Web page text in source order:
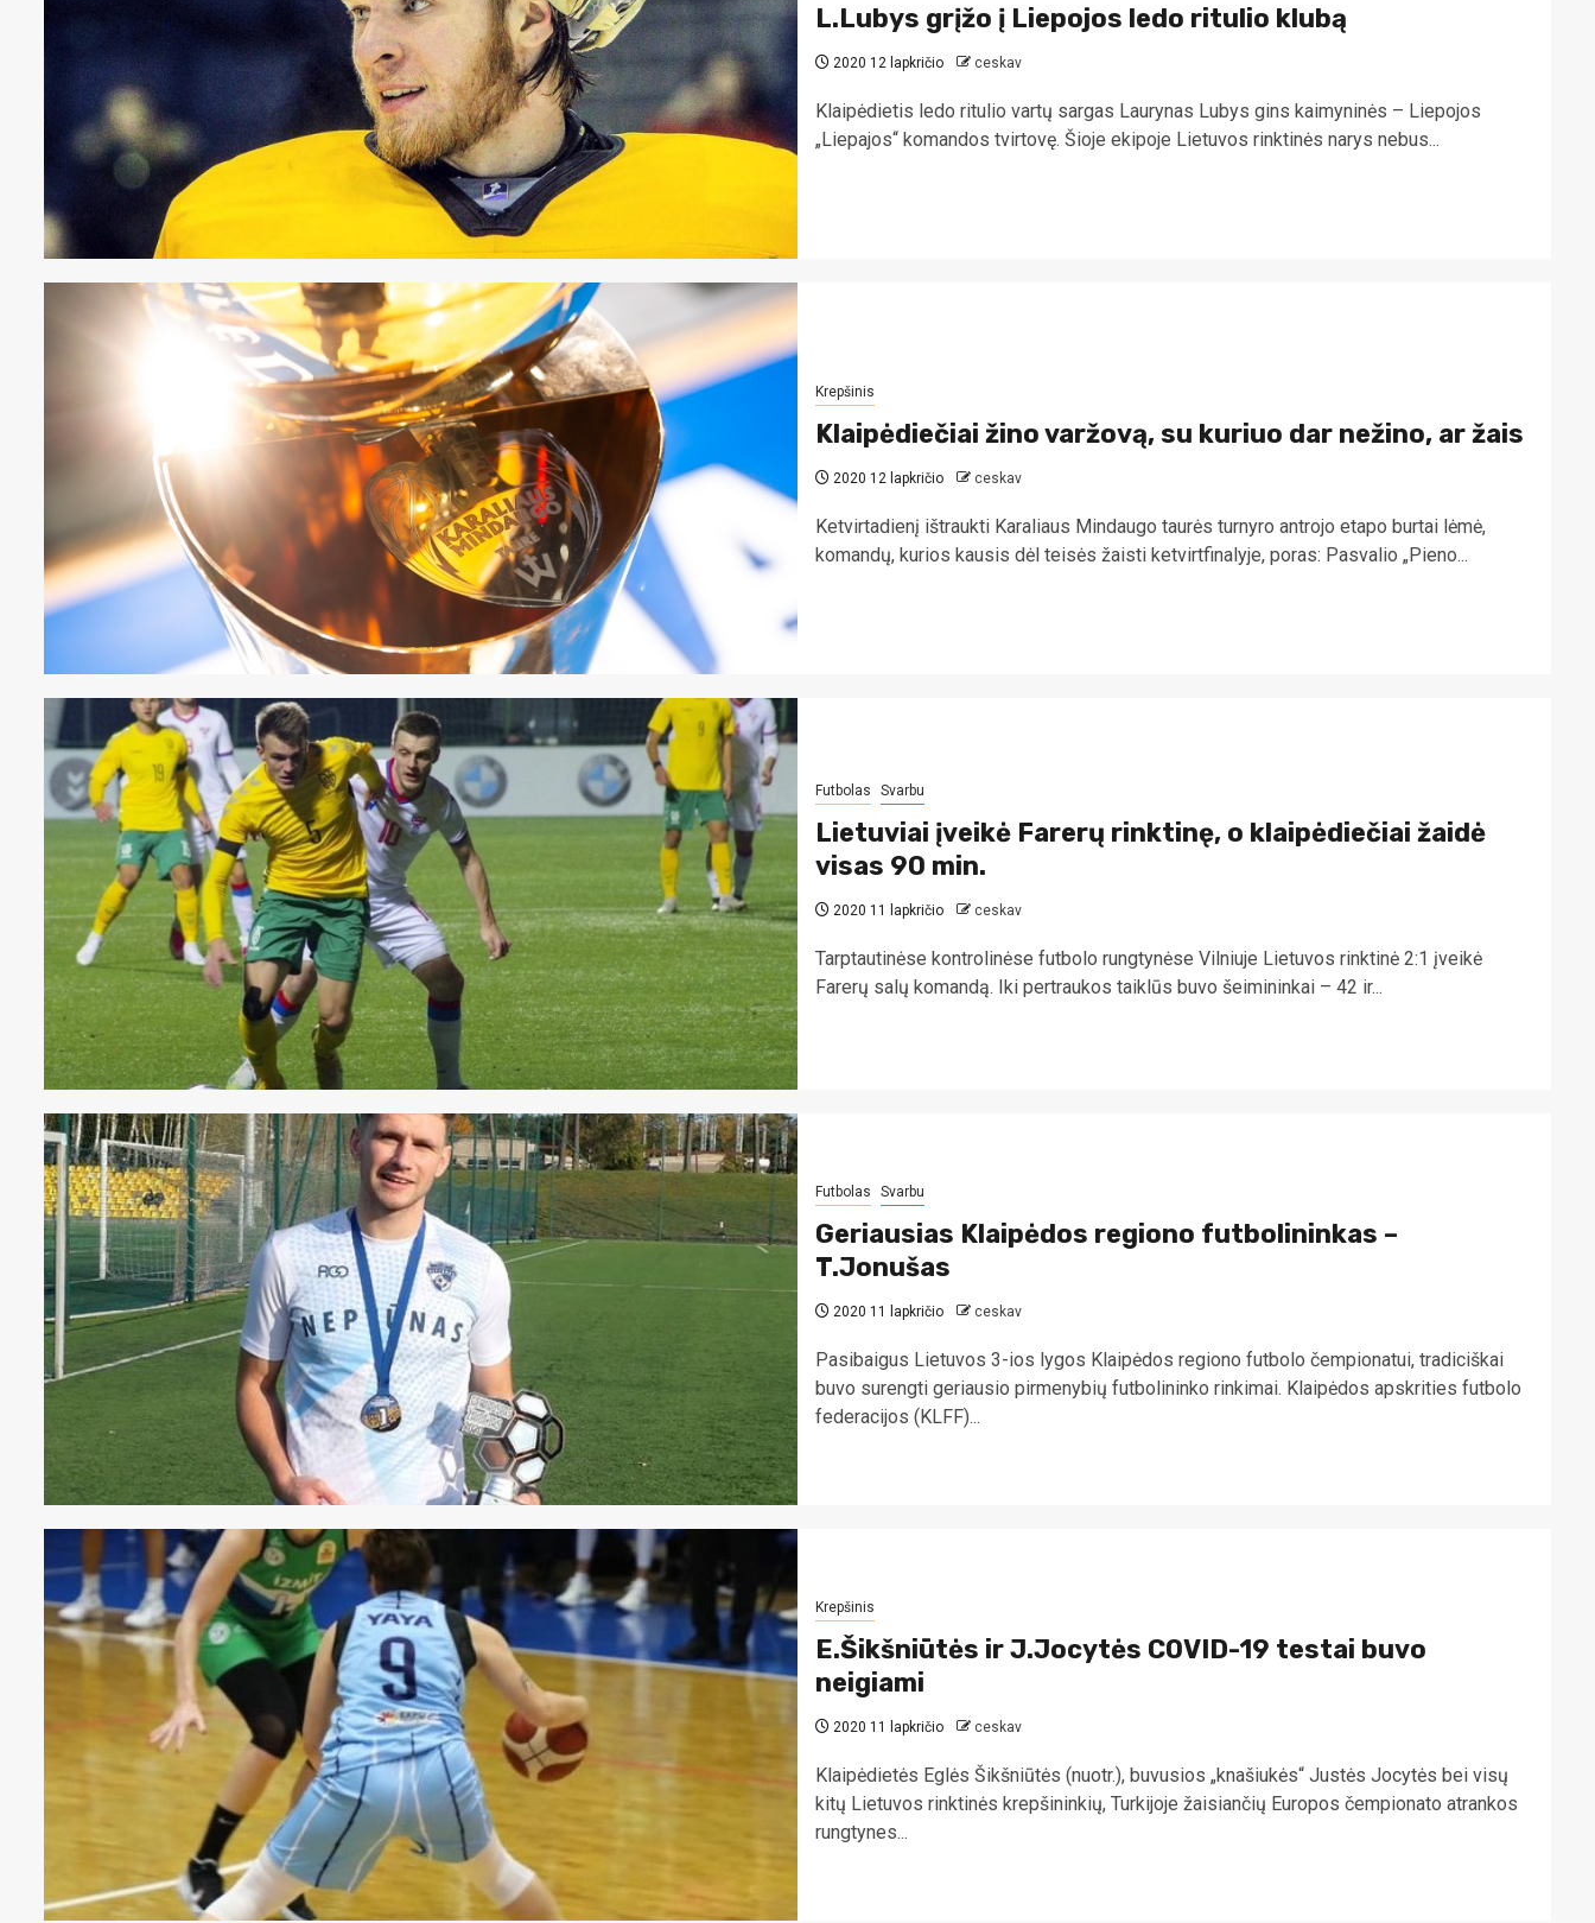
L.Lubys grįžo į Liepojos ledo ritulio klubą
2020 12 lapkričio ceskav
Klaipėdietis ledo ritulio vartų sargas Laurynas Lubys gins kaimyninės – Liepojos
„Liepajos“ komandos tvirtovę. Šioje ekipoje Lietuvos rinktinės narys nebus...
Krepšinis
Klaipėdiečiai žino varžovą, su kuriuo dar nežino, ar žais
2020 12 lapkričio ceskav
Ketvirtadienį ištraukti Karaliaus Mindaugo taurės turnyro antrojo etapo burtai lėmė,
komandų, kurios kausis dėl teisės žaisti ketvirtfinalyje, poras: Pasvalio „Pieno...
Futbolas Svarbu
Lietuviai įveikė Farerų rinktinę, o klaipėdiečiai žaidė
visas 90 min.
2020 11 lapkričio ceskav
Tarptautinėse kontrolinėse futbolo rungtynėse Vilniuje Lietuvos rinktinė 2:1 įveikė
Farerų salų komandą. Iki pertraukos taiklūs buvo šeimininkai – 42 ir...
Futbolas Svarbu
Geriausias Klaipėdos regiono futbolininkas –
T.Jonušas
2020 11 lapkričio ceskav
Pasibaigus Lietuvos 3-ios lygos Klaipėdos regiono futbolo čempionatui, tradiciškai
buvo surengti geriausio pirmenybių futbolininko rinkimai. Klaipėdos apskrities futbolo
federacijos (KLFF)...
Krepšinis
E.Šikšniūtės ir J.Jocytės COVID-19 testai buvo
neigiami
2020 11 lapkričio ceskav
Klaipėdietės Eglės Šikšniūtės (nuotr.), buvusios „knašiukės“ Justės Jocytės bei visų
kitų Lietuvos rinktinės krepšininkių, Turkijoje žaisiančių Europos čempionato atrankos
rungtynes...